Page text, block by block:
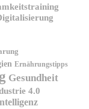
Ernährungstipps
Gesundheit
4.0